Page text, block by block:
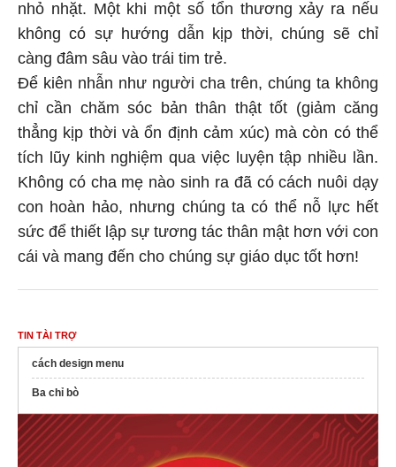
nhỏ nhặt. Một khi một số tổn thương xảy ra nếu
không có sự hướng dẫn kịp thời, chúng sẽ chỉ
càng đâm sâu vào trái tim trẻ.
Để kiên nhẫn như người cha trên, chúng ta không
chỉ cần chăm sóc bản thân thật tốt (giảm căng
thẳng kịp thời và ổn định cảm xúc) mà còn có thể
tích lũy kinh nghiệm qua việc luyện tập nhiều lần.
Không có cha mẹ nào sinh ra đã có cách nuôi dạy
con hoàn hảo, nhưng chúng ta có thể nỗ lực hết
sức để thiết lập sự tương tác thân mật hơn với con
cái và mang đến cho chúng sự giáo dục tốt hơn!
TIN TÀI TRỢ
cách design menu
Ba chỉ bò